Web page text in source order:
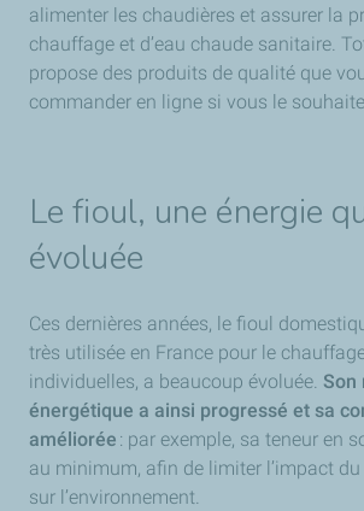
alimenter les chaudières et assurer la
chauffage et d’eau chaude sanitaire.
propose des produits de qualité que
commander en ligne si vous le
Le fioul, une énergie
évoluée
Ces dernières années, le fioul
très utilisée en France pour le
individuelles, a beaucoup évoluée. Son
énergétique a ainsi progressé et sa
améliorée : par exemple, sa teneur en
au minimum, afin de limiter l’impact
sur l’environnement.